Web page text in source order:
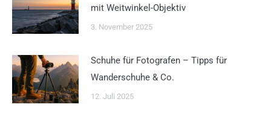
mit Weitwinkel-Objektiv
3. November 2025
Schuhe für Fotografen – Tipps für
Wanderschuhe & Co.
12. Juli 2025